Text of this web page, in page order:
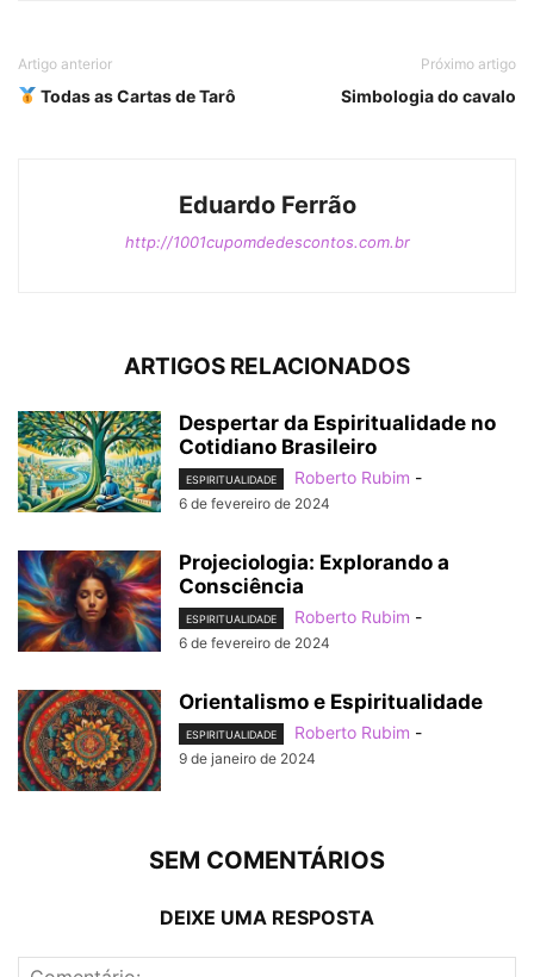
Artigo anterior
Todas as Cartas de Tarô
Próximo artigo
Simbologia do cavalo
Eduardo Ferrão
http://1001cupomdedescontos.com.br
ARTIGOS RELACIONADOS
Despertar da Espiritualidade no
Cotidiano Brasileiro
ESPIRITUALIDADE Roberto Rubim -
6 de fevereiro de 2024
Projeciologia: Explorando a
Consciência
ESPIRITUALIDADE Roberto Rubim -
6 de fevereiro de 2024
Orientalismo e Espiritualidade
ESPIRITUALIDADE Roberto Rubim -
9 de janeiro de 2024
SEM COMENTÁRIOS
DEIXE UMA RESPOSTA